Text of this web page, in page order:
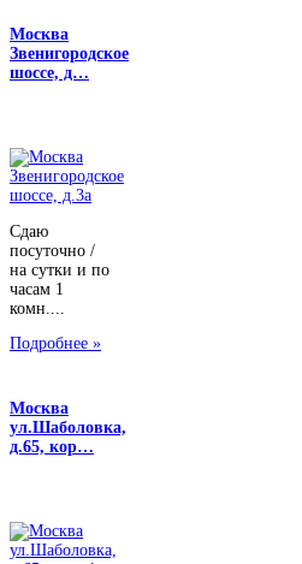
Москва
Звенигородское
шоссе, д…
Сдаю
посуточно /
на сутки и по
часам 1
комн....
Подробнее »
Москва
ул.Шаболовка,
д.65, кор…